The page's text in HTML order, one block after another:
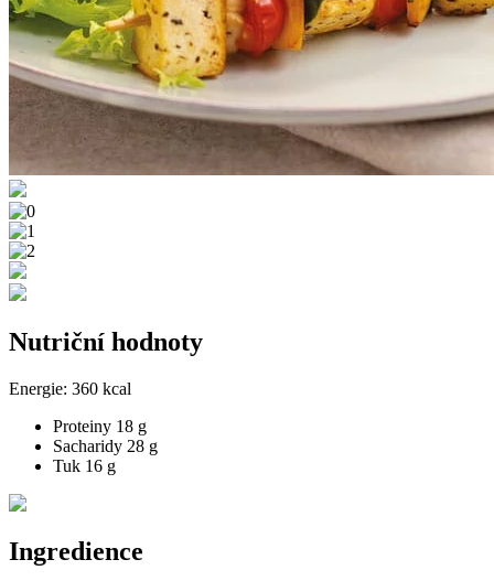
Nutriční hodnoty
Energie: 360 kcal
Proteiny 18 g
Sacharidy 28 g
Tuk 16 g
Ingredience